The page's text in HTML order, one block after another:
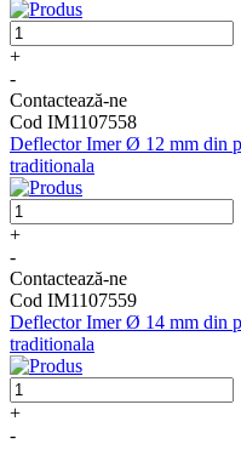
+
-
Contactează-ne
Cod IM1107558
Deflector Imer Ø 12 mm din
traditionala
+
-
Contactează-ne
Cod IM1107559
Deflector Imer Ø 14 mm din
traditionala
+
-